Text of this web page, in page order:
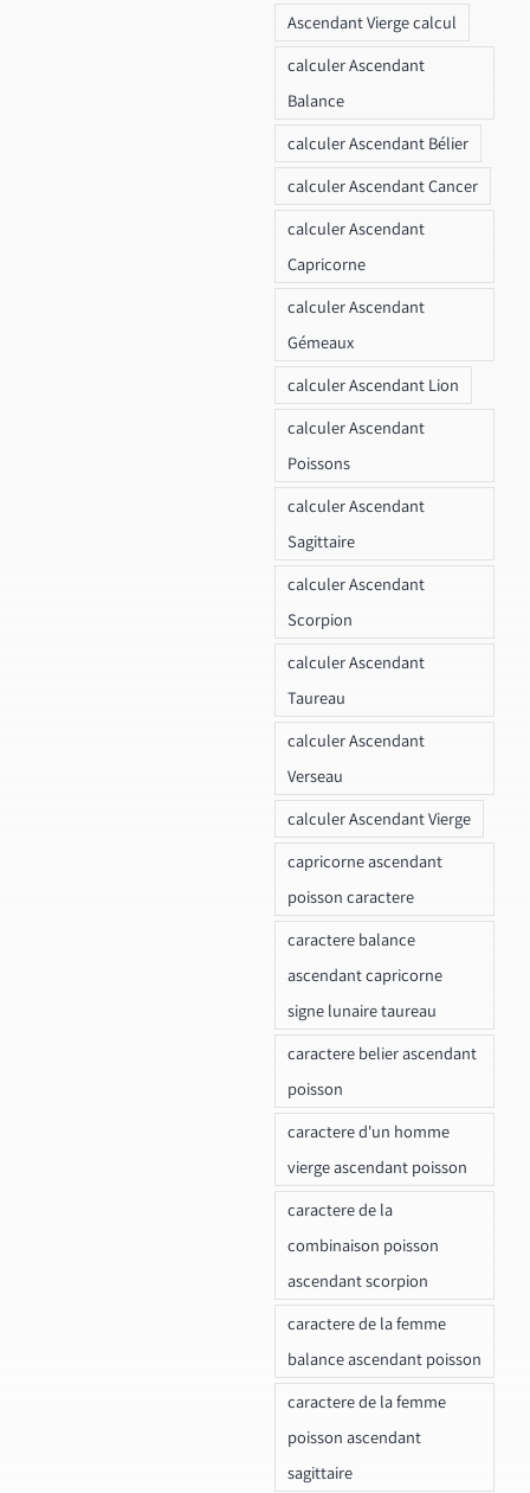
Ascendant Vierge calcul
calculer Ascendant
Balance
calculer Ascendant Bélier
calculer Ascendant Cancer
calculer Ascendant
Capricorne
calculer Ascendant
Gémeaux
calculer Ascendant Lion
calculer Ascendant
Poissons
calculer Ascendant
Sagittaire
calculer Ascendant
Scorpion
calculer Ascendant
Taureau
calculer Ascendant
Verseau
calculer Ascendant Vierge
capricorne ascendant
poisson caractere
caractere balance
ascendant capricorne
signe lunaire taureau
caractere belier ascendant
poisson
caractere d'un homme
vierge ascendant poisson
caractere de la
combinaison poisson
ascendant scorpion
caractere de la femme
balance ascendant poisson
caractere de la femme
poisson ascendant
sagittaire